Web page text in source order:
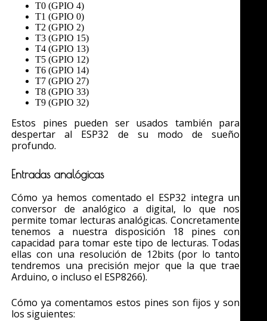
T0 (GPIO 4)
T1 (GPIO 0)
T2 (GPIO 2)
T3 (GPIO 15)
T4 (GPIO 13)
T5 (GPIO 12)
T6 (GPIO 14)
T7 (GPIO 27)
T8 (GPIO 33)
T9 (GPIO 32)
Estos pines pueden ser usados también para
despertar al ESP32 de su modo de sueño
profundo.
Entradas analógicas
Cómo ya hemos comentado el ESP32 integra un
conversor de analógico a digital, lo que nos
permite tomar lecturas analógicas. Concretamente
tenemos a nuestra disposición 18 pines con
capacidad para tomar este tipo de lecturas. Todas
ellas con una resolución de 12bits (por lo tanto
tendremos una precisión mejor que la que trae
Arduino, o incluso el ESP8266).
Cómo ya comentamos estos pines son fijos y son
los siguientes: